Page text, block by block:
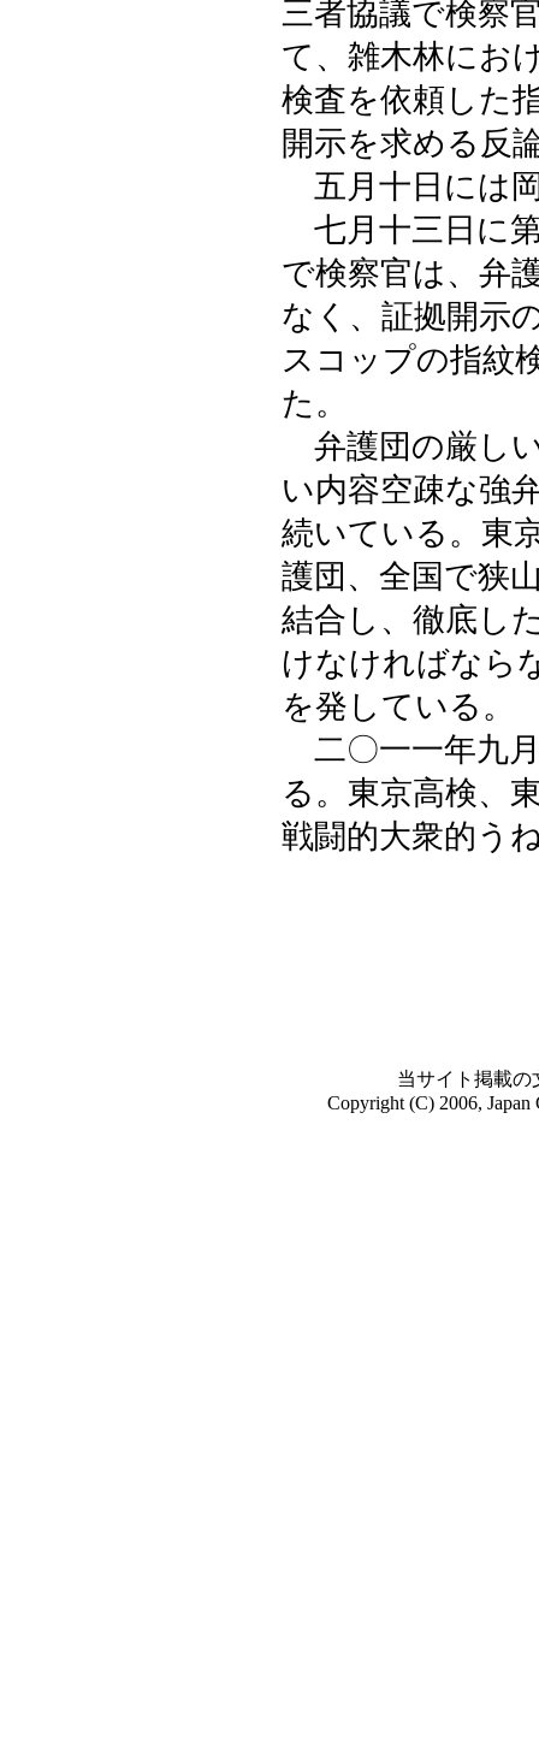
三者協議で検察
て、雑木林にお
検査を依頼した
開示を求める反
五月十日には
七月十三日に
で検察官は、弁
なく、証拠開示
スコップの指紋
た。
弁護団の厳し
い内容空疎な強
続いている。東
護団、全国で狭
結合し、徹底し
けなければなら
を発している。
二〇一一年九
る。東京高検、
戦闘的大衆的う
当サイト掲載の
Copyright (C) 2006, Japan